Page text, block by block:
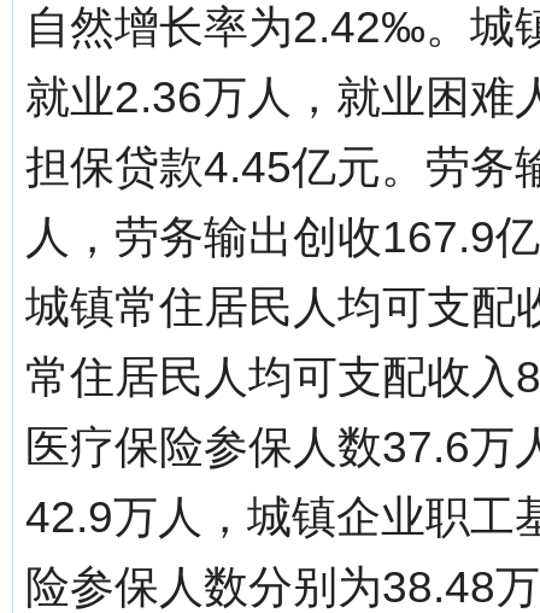
自然增长率为2.42‰。城
就业2.36万人，就业困难
担保贷款4.45亿元。劳务
人，劳务输出创收167.9
城镇常住居民人均可支配
常住居民人均可支配收入
医疗保险参保人数37.6万
42.9万人，城镇企业职工
险参保人数分别为38.48